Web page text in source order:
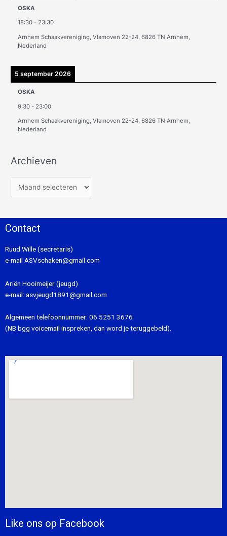
OSKA
18:30 - 23:30
Arnhem Schaakvereniging, Vlamoven 22-24, 6826 TN Arnhem,
Nederland
5 september 2026
OSKA
9:30 - 23:00
Arnhem Schaakvereniging, Vlamoven 22-24, 6826 TN Arnhem,
Nederland
Archieven
Contact
Ruud Wille (secretaris)
e-mail ASVschaken@gmail.com
Ariën Hooimeijer (jeugd)
e-mail: asvjeugd1891@gmail.com
Algemeen telefoonnummer: 06 5251 3676
(NB bgg voicemail inspreken, dan word je teruggebeld).
Like ons op Facebook